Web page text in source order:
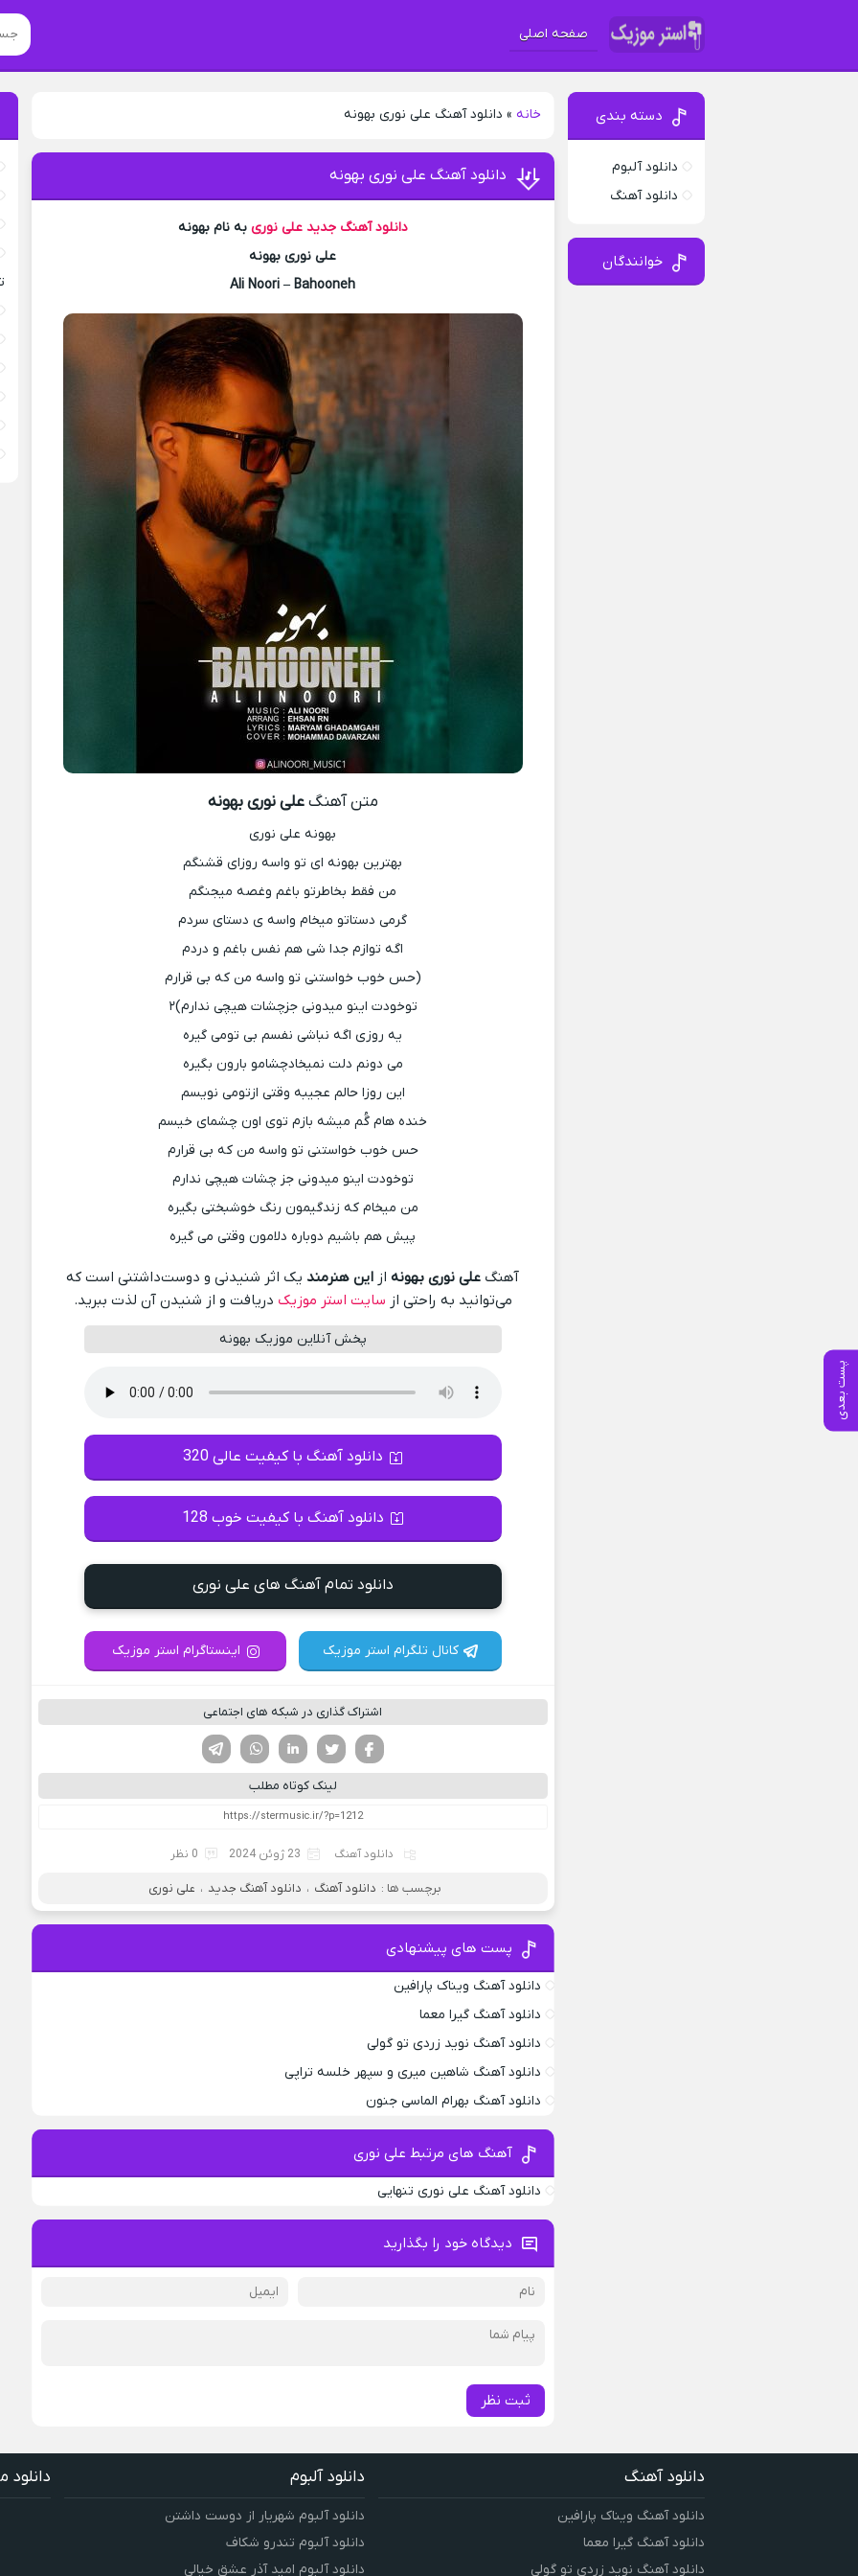
صفحه اصلی
خانه » دانلود آهنگ علی نوری بهونه
پست بعدی
دانلود آهنگ علی نوری بهونه
دانلود آهنگ جدید علی نوری به نام بهونه
علی نوری بهونه
Ali Noori – Bahooneh
متن آهنگعلی نوری بهونه
بهونه علی نوری
بهترین بهونه ای تو واسه روزای قشنگم
من فقط بخاطرتو باغم وغصه میجنگم
گرمی دستاتو میخام واسه ی دستای سردم
اگه توازم جدا شی هم نفس باغم و دردم
(حس خوب خواستنی تو واسه من که بی قرارم
توخودت اینو میدونی جزچشات هیچی ندارم)۲
یه روزی اگه نباشی نفسم بی تومی گیره
می دونم دلت نمیخادچشامو بارون بگیره
این روزا حالم عجیبه وقتی ازتومی نویسم
خنده هام گُم میشه بازم توی اون چشمای خیسم
حس خوب خواستنی تو واسه من که بی قرارم
توخودت اینو میدونی جز چشات هیچی ندارم
من میخام که زندگیمون رنگ خوشبختی بگیره
پیش هم باشیم دوباره دلامون وقتی می گیره
آهنگ علی نوری بهونهاز این هنرمندیک اثر شنیدنی و دوست‌داشتنی است که
می‌توانید به راحتی از سایت استر موزیک دریافت و از شنیدن آن لذت ببرید.
پخش آنلاین موزیک بهونه
دانلود آهنگ با کیفیت عالی 320
دانلود آهنگ با کیفیت خوب 128
دانلود تمام آهنگ های علی نوری
کانال تلگرام استر موزیک اینستاگرام استر موزیک
اشتراک گذاری در شبکه های اجتماعی
لینکدین تویتر
فیسوک
لینک کوتاه مطلب
دانلود آهنگ 23 ژوئن 2024 0 نظر
برچسب ها : دانلود آهنگ ، دانلود آهنگ جدید ، علی نوری
پست های پیشنهادی
دانلود آهنگ ویناک پارافین
دانلود آهنگ گیرا معما
دانلود آهنگ نوید زردی تو گولی
دانلود آهنگ شاهین میری و سپهر خلسه تراپی
دانلود آهنگ بهرام الماسی جنون
آهنگ های مرتبط علی نوری
دانلود آهنگ علی نوری تنهایی
دیدگاه خود را بگذارید
ثبت نظر
دسته بندی
دانلود آلبوم
دانلود آهنگ
خوانندگان
دانلود آهنگ
دانلود آهنگ ویناک پارافین
دانلود آهنگ گیرا معما
دانلود آهنگ نوید زردی تو گولی
دانلود آلبوم
دانلود آلبوم شهریار از دوست داشتن
دانلود آلبوم تندرو شکاف
دانلود آلبوم امید آذر عشق خیالی
دانلود